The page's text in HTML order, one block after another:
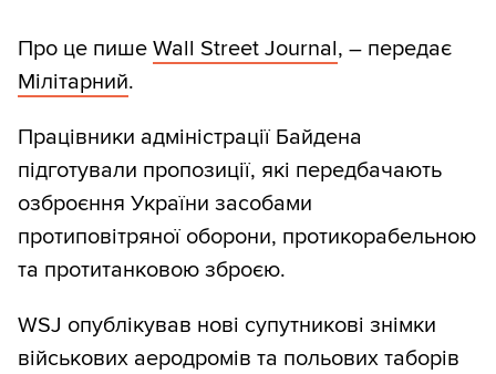
Про це пише Wall Street Journal, – передає
Мілітарний.
Працівники адміністрації Байдена
підготували пропозиції, які передбачають
озброєння України засобами
протиповітряної оборони, протикорабельною
та протитанковою зброєю.
WSJ опублікував нові супутникові знімки
військових аеродромів та польових таборів